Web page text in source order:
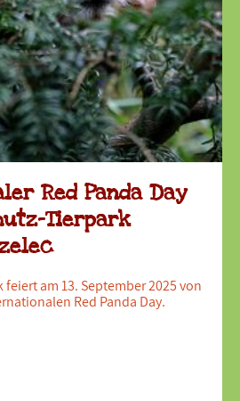
Red Panda Day
Tierpark
am 13. September 2025 von
Red Panda Day.